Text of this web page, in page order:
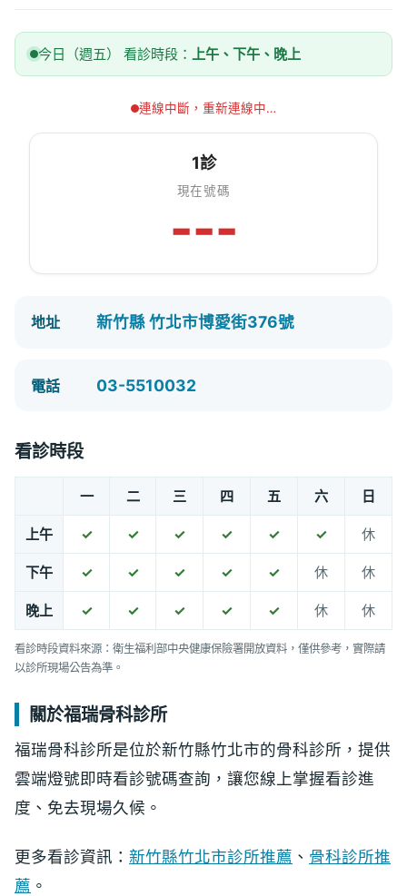
今日（週五） 看診時段： 上午、下午、晚上
連線中斷，重新連線中…
1診
現在號碼
---
地址 新竹縣 竹北市博愛街376號
電話 03-5510032
看診時段
一 二 三 四 五 六 日
上午 ✓ ✓ ✓ ✓ ✓ ✓ 休
下午 ✓ ✓ ✓ ✓ ✓ 休 休
晚上 ✓ ✓ ✓ ✓ ✓ 休 休
看診時段資料來源：衛生福利部中央健康保險署開放資料，僅供參考，實際請
以診所現場公告為準。
關於福瑞骨科診所
福瑞骨科診所是位於新竹縣竹北市的骨科診所，提供
雲端燈號即時看診號碼查詢，讓您線上掌握看診進
度、免去現場久候。
更多看診資訊： 新竹縣竹北市診所推薦 、 骨科診所推
薦 。